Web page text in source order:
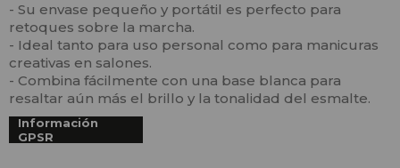
- Su envase pequeño y portátil es perfecto para
retoques sobre la marcha.
- Ideal tanto para uso personal como para manicuras
creativas en salones.
- Combina fácilmente con una base blanca para
resaltar aún más el brillo y la tonalidad del esmalte.
Información
GPSR